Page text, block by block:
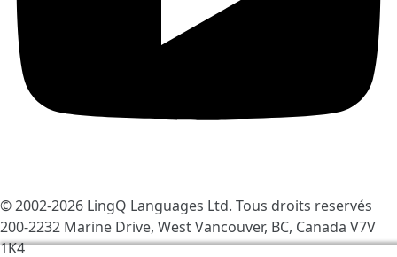
© 2002-2026 LingQ Languages Ltd. Tous droits reservés
200-2232 Marine Drive, West Vancouver, BC, Canada V7V
1K4